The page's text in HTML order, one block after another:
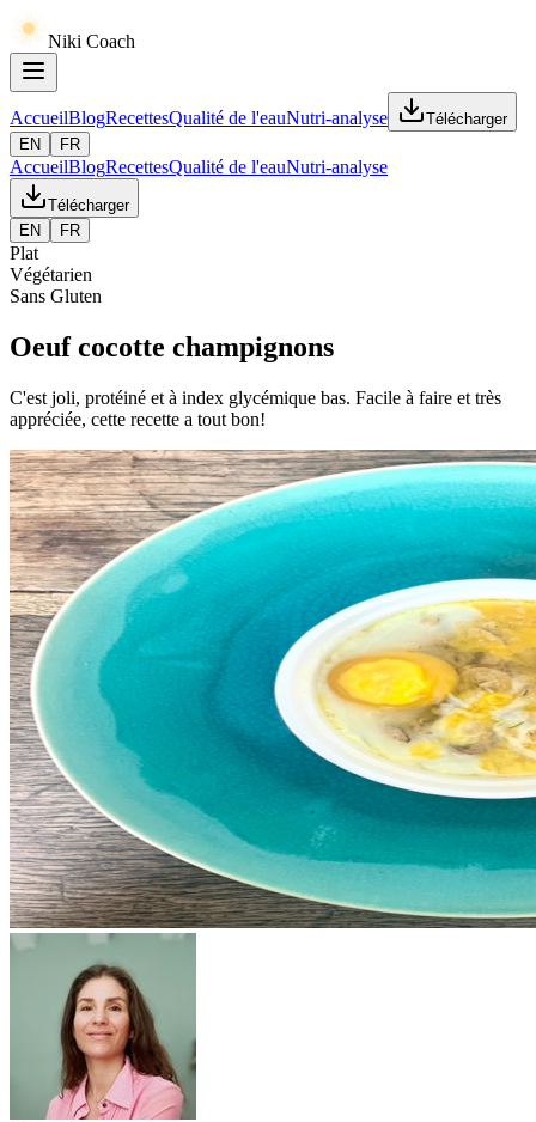
Niki Coach
AccueilBlogRecettesQualité de l'eauNutri-analyse
Télécharger
EN
FR
AccueilBlogRecettesQualité de l'eauNutri-analyse
Télécharger
EN
FR
Plat
Végétarien
Sans Gluten
Oeuf cocotte champignons
C'est joli, protéiné et à index glycémique bas. Facile à faire et très
appréciée, cette recette a tout bon!